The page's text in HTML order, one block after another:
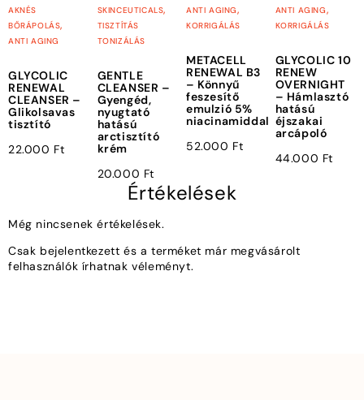
AKNÉS
BŐRÁPOLÁS,
ANTI AGING
GLYCOLIC
RENEWAL
CLEANSER –
Glikolsavas
tisztító
22.000 Ft
SKINCEUTICALS,
TISZTÍTÁS
TONIZÁLÁS
GENTLE
CLEANSER –
Gyengéd,
nyugtató
hatású
arctisztító
krém
20.000 Ft
ANTI AGING,
KORRIGÁLÁS
METACELL
RENEWAL B3
– Könnyű
feszesítő
emulzió 5%
niacinamiddal
52.000 Ft
ANTI AGING,
KORRIGÁLÁS
GLYCOLIC 10
RENEW
OVERNIGHT
– Hámlasztó
hatású
éjszakai
arcápoló
44.000 Ft
Értékelések
Még nincsenek értékelések.
Csak bejelentkezett és a terméket már megvásárolt
felhasználók írhatnak véleményt.